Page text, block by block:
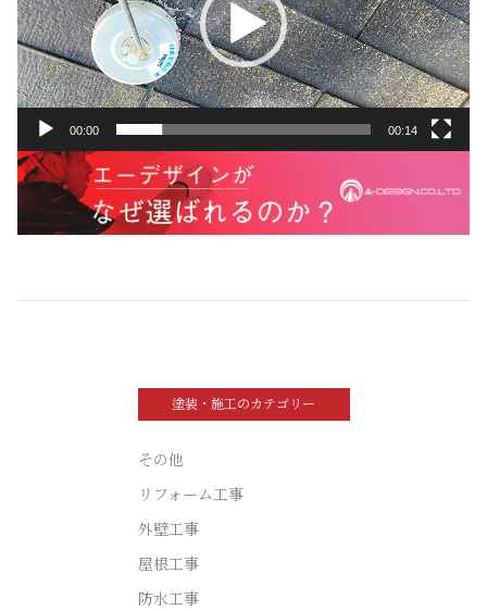
ー
ヤ
ー
00:00 00:14
塗装・施工のカテゴリー
その他
リフォーム工事
外壁工事
屋根工事
防水工事